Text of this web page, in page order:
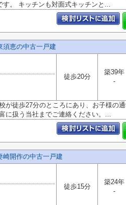
す。 キッチンも対面式キッチンと...
須恵の中古一戸建
徒歩20分
築39年
-
が徒歩27分のところにあり、お子様の
に扱う当社までご連絡ください。...
崎開作の中古一戸建
徒歩15分
築24年
-